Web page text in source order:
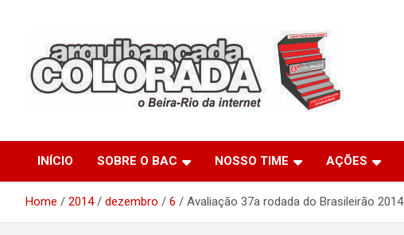
Arquibancada Colorada
INÍCIO SOBRE O BAC NOSSO TIME AÇÕES
Home 2014 dezembro 6 Avaliação 37a rodada do Brasileirão 2014